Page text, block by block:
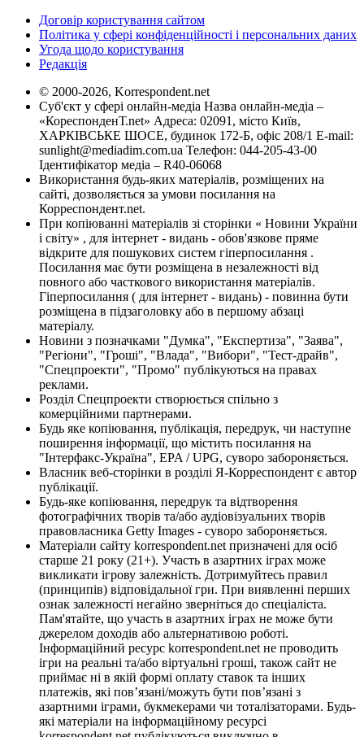
Договір користування сайтом
Політика у сфері конфіденційності і персональних даних
Угода щодо користування
Редакція
© 2000-2026, Korrespondent.net
Суб'єкт у сфері онлайн-медіа Назва онлайн-медіа –
«КореспонденТ.net» Адреса: 02091, місто Київ,
ХАРКІВСЬКЕ ШОСЕ, будинок 172-Б, офіс 208/1 E-mail:
sunlight@mediadim.com.ua Телефон: 044-205-43-00
Ідентифікатор медіа – R40-06068
Використання будь-яких матеріалів, розміщених на
сайті, дозволяється за умови посилання на
Корреспондент.net.
При копіюванні матеріалів зі сторінки « Новини України
і світу» , для інтернет - видань - обов'язкове пряме
відкрите для пошукових систем гіперпосилання .
Посилання має бути розміщена в незалежності від
повного або часткового використання матеріалів.
Гіперпосилання ( для інтернет - видань) - повинна бути
розміщена в підзаголовку або в першому абзаці
матеріалу.
Новини з позначками "Думка", "Експертиза", "Заява",
"Регіони", "Гроші", "Влада", "Вибори", "Тест-драйв",
"Спецпроекти", "Промо" публікуються на правах
реклами.
Розділ Спецпроекти створюється спільно з
комерційними партнерами.
Будь яке копіювання, публікація, передрук, чи наступне
поширення інформації, що містить посилання на
"Інтерфакс-Україна", EPA / UPG, суворо забороняється.
Власник веб-сторінки в розділі Я-Корреспондент є автор
публікації.
Будь-яке копіювання, передрук та відтворення
фотографічних творів та/або аудіовізуальних творів
правовласника Getty Images - суворо забороняється.
Матеріали сайту korrespondent.net призначені для осіб
старше 21 року (21+). Участь в азартних іграх може
викликати ігрову залежність. Дотримуйтесь правил
(принципів) відповідальної гри. При виявленні перших
ознак залежності негайно зверніться до спеціаліста.
Пам'ятайте, що участь в азартних іграх не може бути
джерелом доходів або альтернативою роботі.
Інформаційний ресурс korrespondent.net не проводить
ігри на реальні та/або віртуальні гроші, також сайт не
приймає ні в якій формі оплату ставок та інших
платежів, які пов’язані/можуть бути пов’язані з
азартними іграми, букмекерами чи тоталізаторами. Будь-
які матеріали на інформаційному ресурсі